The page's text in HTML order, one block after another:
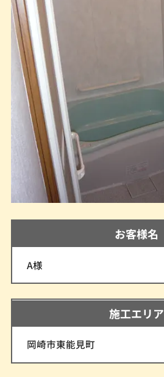
お客様名
A様
施工エリア
岡崎市東能見町